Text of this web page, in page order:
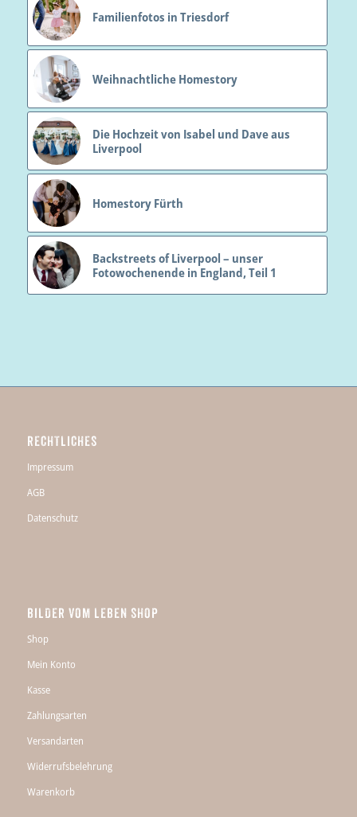
Familienfotos in Triesdorf
Weihnachtliche Homestory
Die Hochzeit von Isabel und Dave aus
Liverpool
Homestory Fürth
Backstreets of Liverpool – unser
Fotowochenende in England, Teil 1
RECHTLICHES
Impressum
AGB
Datenschutz
BILDER VOM LEBEN SHOP
Shop
Mein Konto
Kasse
Zahlungsarten
Versandarten
Widerrufsbelehrung
Warenkorb